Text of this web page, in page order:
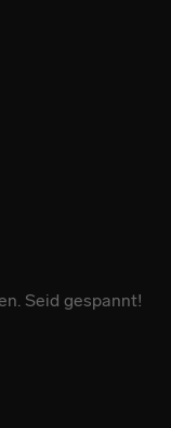
Seid gespannt!